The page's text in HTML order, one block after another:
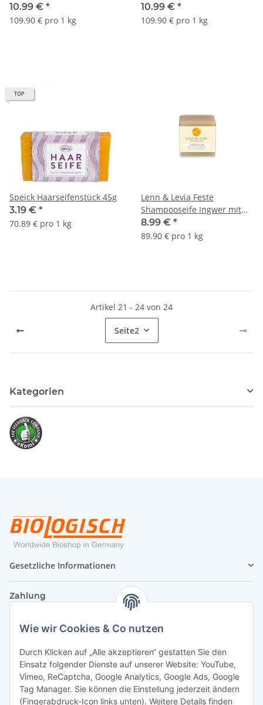
Wie wir Cookies & Co nutzen
Durch Klicken auf „Alle akzeptieren“ gestatten Sie den
Einsatz folgender Dienste auf unserer Website: YouTube,
Vimeo, ReCaptcha, Google Analytics, Google Ads, Google
Tag Manager. Sie können die Einstellung jederzeit ändern
(Fingerabdruck-Icon links unten). Weitere Details finden
10.99 € *
109.90 € pro 1 kg
10.99 € *
109.90 € pro 1 kg
TOP
Speick Haarseifenstück 45g
3.19 € *
70.89 € pro 1 kg
Lenn & Levia Feste
Shampooseife Ingwer mit
Rosmarin- und Limettenöl
100g
8.99 € *
89.90 € pro 1 kg
Artikel 21 - 24 von 24
Seite2
Kategorien
Gesetzliche Informationen
Zahlung